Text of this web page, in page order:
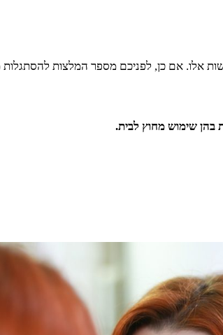
אלו. אם כן, לפניכם מספר המלצות להסתגלות
בהן שימוש מחוץ לבית.